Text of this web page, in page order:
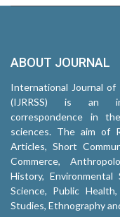
ABOUT JOURNAL
International Journal of
(IJRRSS) is an
correspondence in
sciences. The aim of
Articles, Short
Commerce,
History, Environmental
Science, Public
Studies, Ethnography